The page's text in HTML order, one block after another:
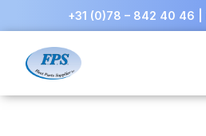
+31 (0)78 – 842 40 46